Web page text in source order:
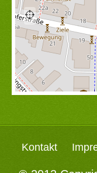
Kontakt